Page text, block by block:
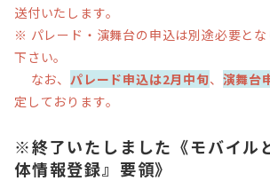
送付いたします。
※ パレード・演舞台の申込は別途必要と
下さい。
なお、 パレード申込は2月中旬、 演舞台
定しております。
※終了いたしました《モバイル
体情報登録』要領》